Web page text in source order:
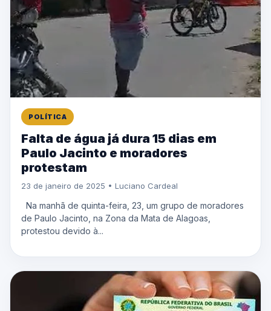
POLÍTICA
Falta de água já dura 15 dias em
Paulo Jacinto e moradores
protestam
23 de janeiro de 2025 • Luciano Cardeal
Na manhã de quinta-feira, 23, um grupo de moradores
de Paulo Jacinto, na Zona da Mata de Alagoas,
protestou devido à...